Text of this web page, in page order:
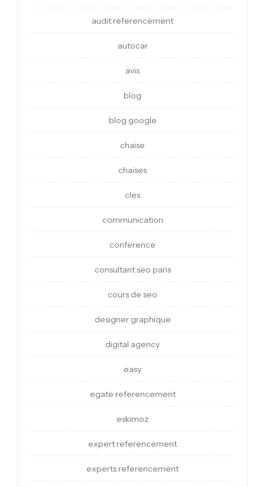
audit referencement
autocar
avis
blog
blog google
chaise
chaises
cles
communication
conference
consultant seo paris
cours de seo
designer graphique
digital agency
easy
egate referencement
eskimoz
expert referencement
experts referencement